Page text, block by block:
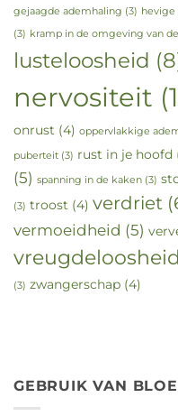
gejaagde ademhaling (3) hevige
(3) kramp in de omgeving van
lusteloosheid
nervositeit
onrust (4) oppervlakkige
puberteit (3) rust in je hoofd
(5) spanning in de kaken (3)
(3) troost (4) verdriet
vermoeidheid (5)
vreugdeloosheid
(3) zwangerschap (4)
GEBRUIK VAN